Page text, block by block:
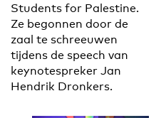
Students for Palestine.
Ze begonnen door de
zaal te schreeuwen
tijdens de speech van
keynotespreker Jan
Hendrik Dronkers.